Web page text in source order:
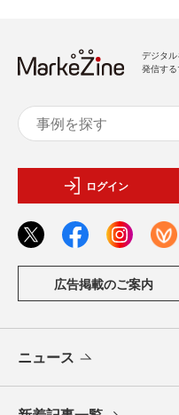
デジタ
発信する
ログイン
広告掲載のご案内
ニュース